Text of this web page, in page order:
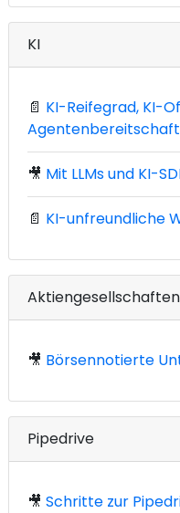
KI
📄 KI-Reifegrad, KI-
🎥 Mit LLMs und KI-
📄 KI-unfreundliche
Aktiengesellschaften
🎥 Börsennotierte
Pipedrive
🎥 Schritte zur